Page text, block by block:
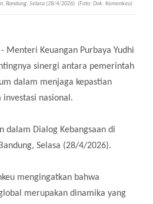
Bandung, Selasa (28/4/2026). (Foto: Dok. Kemenkeu)
Menteri Keuangan Purbaya Yudhi
sinergi antara pemerintah
dalam menjaga kepastian
nasional.
dalam Dialog Kebangsaan di
Selasa (28/4/2026).
mengingatkan bahwa
merupakan dinamika yang